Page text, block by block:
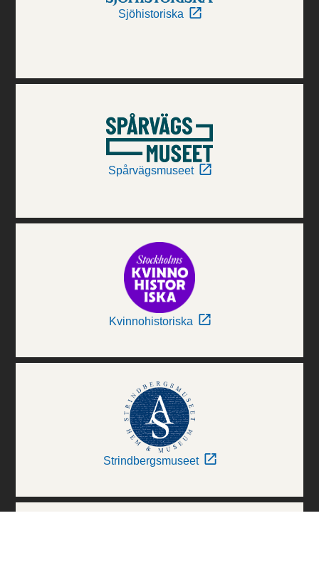
Sjöhistoriska
Spårvägsmuseet
Kvinnohistoriska
Strindbergsmuseet